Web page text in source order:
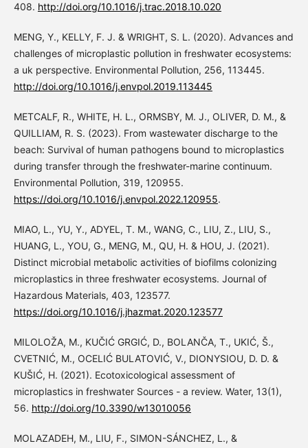
408. http://doi.org/10.1016/j.trac.2018.10.020
MENG, Y., KELLY, F. J. & WRIGHT, S. L. (2020). Advances and
challenges of microplastic pollution in freshwater ecosystems:
a uk perspective. Environmental Pollution, 256, 113445.
http://doi.org/10.1016/j.envpol.2019.113445
METCALF, R., WHITE, H. L., ORMSBY, M. J., OLIVER, D. M., &
QUILLIAM, R. S. (2023). From wastewater discharge to the
beach: Survival of human pathogens bound to microplastics
during transfer through the freshwater-marine continuum.
Environmental Pollution, 319, 120955.
https://doi.org/10.1016/j.envpol.2022.120955.
MIAO, L., YU, Y., ADYEL, T. M., WANG, C., LIU, Z., LIU, S.,
HUANG, L., YOU, G., MENG, M., QU, H. & HOU, J. (2021).
Distinct microbial metabolic activities of biofilms colonizing
microplastics in three freshwater ecosystems. Journal of
Hazardous Materials, 403, 123577.
https://doi.org/10.1016/j.jhazmat.2020.123577
MILOLOŽA, M., KUČIĆ GRGIĆ, D., BOLANČA, T., UKIĆ, Š.,
CVETNIĆ, M., OCELIĆ BULATOVIĆ, V., DIONYSIOU, D. D. &
KUŠIĆ, H. (2021). Ecotoxicological assessment of
microplastics in freshwater Sources - a review. Water, 13(1),
56. http://doi.org/10.3390/w13010056
MOLAZADEH, M., LIU, F., SIMON-SÁNCHEZ, L., &